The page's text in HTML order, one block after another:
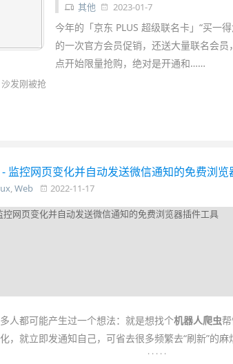
其他 2023-01-7
今年的「京东 PLUS 超级联名卡」“买一
的一次官方会员促销，还送大量联名会
点开始限量抢购，绝对是开通和……
沙发刚被抢
监控网页变化并自动发送微信通知的免费浏览
,Web 2022-11-17
人都可能产生过一个想法：就是想找个机器人爬虫
，就立即发通知自己，可省去很多频繁去“刷新”的麻
. . . . .